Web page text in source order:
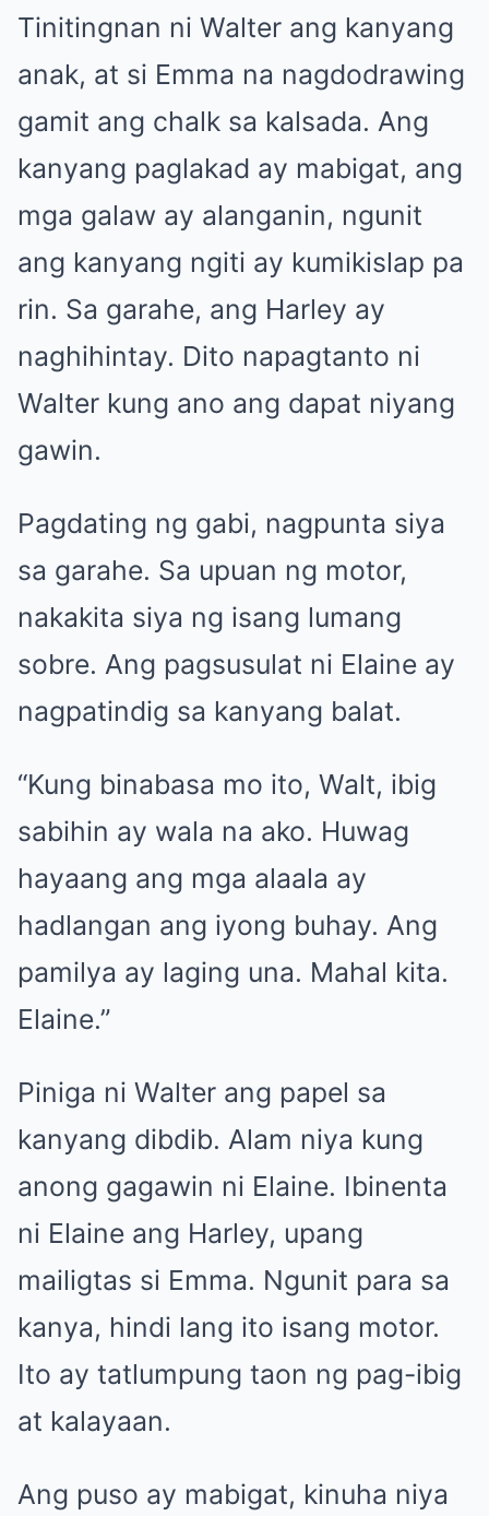
Tinitingnan ni Walter ang kanyang
anak, at si Emma na nagdodrawing
gamit ang chalk sa kalsada. Ang
kanyang paglakad ay mabigat, ang
mga galaw ay alanganin, ngunit
ang kanyang ngiti ay kumikislap pa
rin. Sa garahe, ang Harley ay
naghihintay. Dito napagtanto ni
Walter kung ano ang dapat niyang
gawin.
Pagdating ng gabi, nagpunta siya
sa garahe. Sa upuan ng motor,
nakakita siya ng isang lumang
sobre. Ang pagsusulat ni Elaine ay
nagpatindig sa kanyang balat.
“Kung binabasa mo ito, Walt, ibig
sabihin ay wala na ako. Huwag
hayaang ang mga alaala ay
hadlangan ang iyong buhay. Ang
pamilya ay laging una. Mahal kita.
Elaine.”
Piniga ni Walter ang papel sa
kanyang dibdib. Alam niya kung
anong gagawin ni Elaine. Ibinenta
ni Elaine ang Harley, upang
mailigtas si Emma. Ngunit para sa
kanya, hindi lang ito isang motor.
Ito ay tatlumpung taon ng pag-ibig
at kalayaan.
Ang puso ay mabigat, kinuha niya